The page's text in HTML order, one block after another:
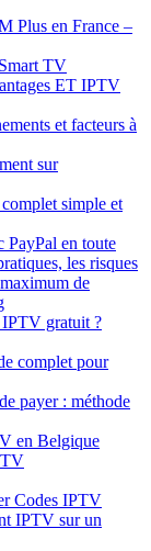
en France –
TV
ET IPTV
et facteurs à
sur
simple et
PayPal en toute
les risques
de
IPTV gratuit ?
complet pour
payer : méthode
en Belgique
Codes IPTV
IPTV sur un